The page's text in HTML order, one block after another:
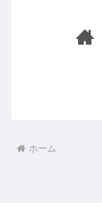
ホーム